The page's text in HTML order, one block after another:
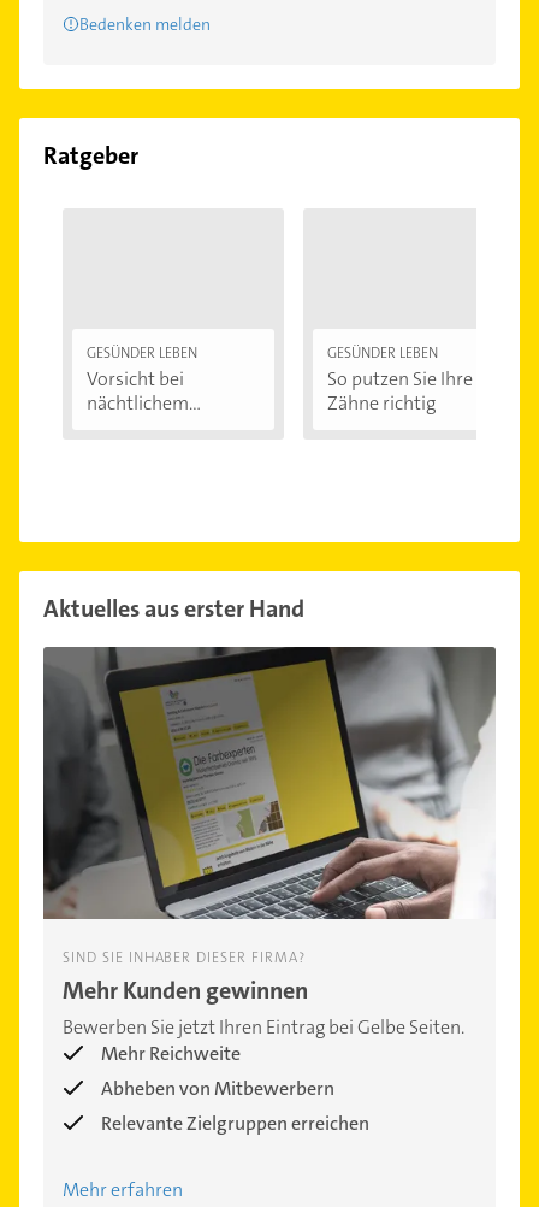
Bedenken melden
Ratgeber
GESÜNDER LEBEN
Vorsicht bei
nächtlichem
GESÜNDER LEBEN
So putzen Sie Ihre
Zähne richtig
Aktuelles aus erster Hand
SIND SIE INHABER DIESER FIRMA?
Mehr Kunden gewinnen
Bewerben Sie jetzt Ihren Eintrag bei Gelbe Seiten.
Mehr Reichweite
Abheben von Mitbewerbern
Relevante Zielgruppen erreichen
Mehr erfahren